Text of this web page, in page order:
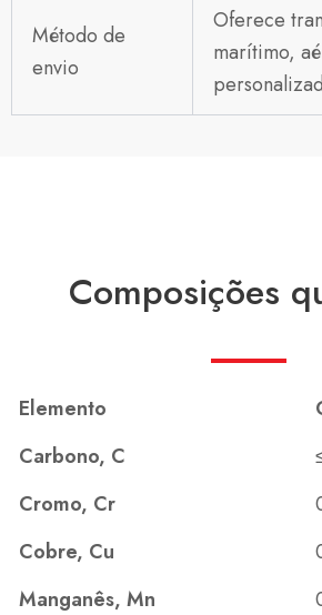
Método de
envio
Oferece
marítimo,
Composições
Elemento
Carbono, C
Cromo, Cr
Cobre, Cu
Manganês, Mn